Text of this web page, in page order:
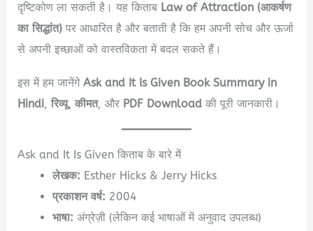
दृष्टिकोण ला सकती है। यह किताब Law of Attraction (आकर्षण
का सिद्धांत) पर आधारित है और बताती है कि हम अपनी सोच और ऊर्जा
से अपनी इच्छाओं को वास्तविकता में बदल सकते हैं।
इस में हम जानेंगेAsk and It Is Given Book Summary in
Hindi,रिव्यू,कीमत, और PDF Download की पूरी जानकारी।
Ask and It Is Given किताब के बारे में
लेखक: Esther Hicks & Jerry Hicks
प्रकाशन वर्ष: 2004
भाषा: अंग्रेज़ी (लेकिन कई भाषाओं में अनुवाद उपलब्ध)